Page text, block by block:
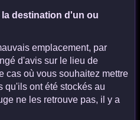
destination d'un ou
emplacement, par
d'avis sur le lieu de
cas où vous souhaitez mettre
qu'ils ont été stockés au
ne les retrouve pas, il y a